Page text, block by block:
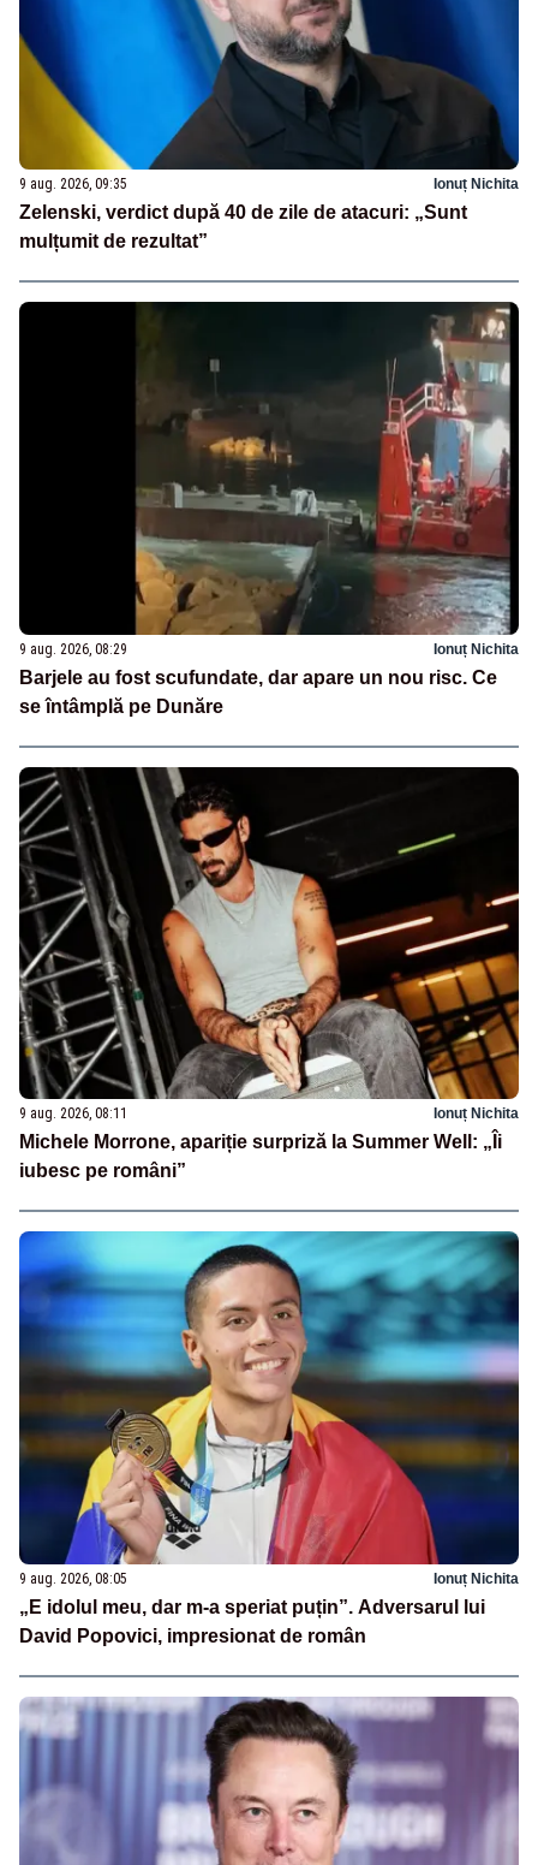
9 aug. 2026, 09:35 Ionuț Nichita
Zelenski, verdict după 40 de zile de atacuri: „Sunt
mulțumit de rezultat”
9 aug. 2026, 08:29 Ionuț Nichita
Barjele au fost scufundate, dar apare un nou risc. Ce
se întâmplă pe Dunăre
9 aug. 2026, 08:11 Ionuț Nichita
Michele Morrone, apariție surpriză la Summer Well: „Îi
iubesc pe români”
9 aug. 2026, 08:05 Ionuț Nichita
„E idolul meu, dar m-a speriat puțin”. Adversarul lui
David Popovici, impresionat de român